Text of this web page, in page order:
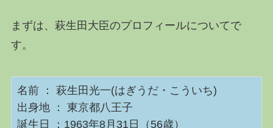
まずは、萩生田大臣のプロフィールについてで
す。
名前 ： 萩生田光一(はぎうだ・こういち)
出身地 ： 東京都八王子
誕生日 ：1963年8月31日（56歳）